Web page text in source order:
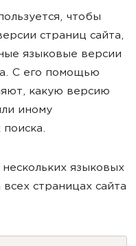
чтобы
страниц сайта,
языковые версии
С его помощью
какую версию
иному
языковых
страницах сайта